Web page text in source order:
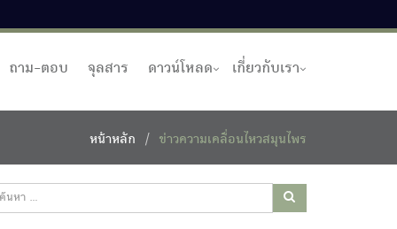
ถาม-ตอบ จุลสาร ดาวน์โหลด เกี่ยวกับเรา
หน้าหลัก ข่าวความเคลื่อนไหวสมุนไพร